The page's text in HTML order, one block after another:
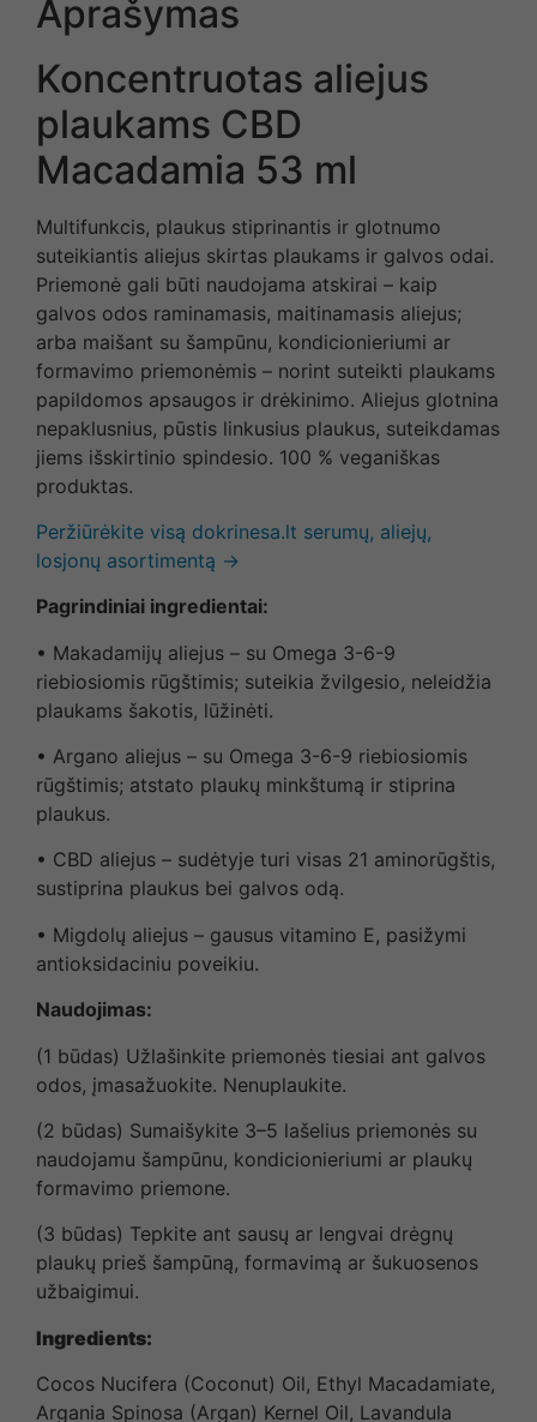
Aprašymas
Koncentruotas aliejus
plaukams CBD
Macadamia 53 ml
Multifunkcis, plaukus stiprinantis ir glotnumo
suteikiantis aliejus skirtas plaukams ir galvos odai.
Priemonė gali būti naudojama atskirai – kaip
galvos odos raminamasis, maitinamasis aliejus;
arba maišant su šampūnu, kondicionieriumi ar
formavimo priemonėmis – norint suteikti plaukams
papildomos apsaugos ir drėkinimo. Aliejus glotnina
nepaklusnius, pūstis linkusius plaukus, suteikdamas
jiems išskirtinio spindesio. 100 % veganiškas
produktas.
Peržiūrėkite visą dokrinesa.lt serumų, aliejų,
losjonų asortimentą →
Pagrindiniai ingredientai:
• Makadamijų aliejus – su Omega 3-6-9
riebiosiomis rūgštimis; suteikia žvilgesio, neleidžia
plaukams šakotis, lūžinėti.
• Argano aliejus – su Omega 3-6-9 riebiosiomis
rūgštimis; atstato plaukų minkštumą ir stiprina
plaukus.
• CBD aliejus – sudėtyje turi visas 21 aminorūgštis,
sustiprina plaukus bei galvos odą.
• Migdolų aliejus – gausus vitamino E, pasižymi
antioksidaciniu poveikiu.
Naudojimas:
(1 būdas) Užlašinkite priemonės tiesiai ant galvos
odos, įmasažuokite. Nenuplaukite.
(2 būdas) Sumaišykite 3–5 lašelius priemonės su
naudojamu šampūnu, kondicionieriumi ar plaukų
formavimo priemone.
(3 būdas) Tepkite ant sausų ar lengvai drėgnų
plaukų prieš šampūną, formavimą ar šukuosenos
užbaigimui.
Ingredients:
Cocos Nucifera (Coconut) Oil, Ethyl Macadamiate,
Argania Spinosa (Argan) Kernel Oil, Lavandula